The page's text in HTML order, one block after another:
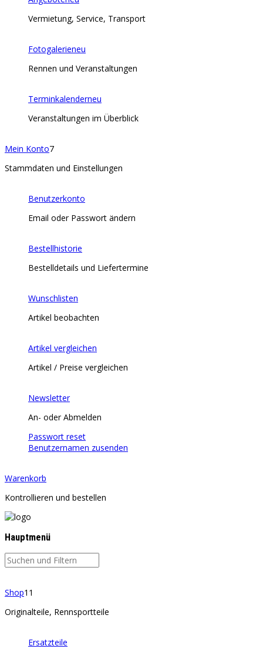
Vermietung, Service, Transport
Fotogalerieneu
Rennen und Veranstaltungen
Terminkalenderneu
Veranstaltungen im Überblick
Mein Konto7
Stammdaten und Einstellungen
Benutzerkonto
Email oder Passwort ändern
Bestellhistorie
Bestelldetails und Liefertermine
Wunschlisten
Artikel beobachten
Artikel vergleichen
Artikel / Preise vergleichen
Newsletter
An- oder Abmelden
Passwort reset
Benutzernamen zusenden
Warenkorb
Kontrollieren und bestellen
Hauptmenü
Shop11
Originalteile, Rennsportteile
Ersatzteile